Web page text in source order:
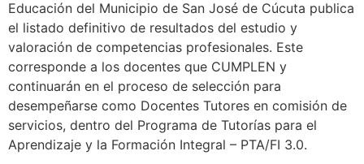
Educación del Municipio de San José de Cúcuta publica
el listado definitivo de resultados del estudio y
valoración de competencias profesionales. Este
corresponde a los docentes que CUMPLEN y
continuarán en el proceso de selección para
desempeñarse como Docentes Tutores en comisión de
servicios, dentro del Programa de Tutorías para el
Aprendizaje y la Formación Integral – PTA/FI 3.0.